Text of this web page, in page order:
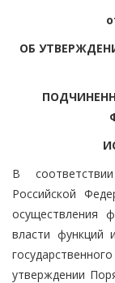
ОБ
В
Российской
осуществления
власти функций
утверждении